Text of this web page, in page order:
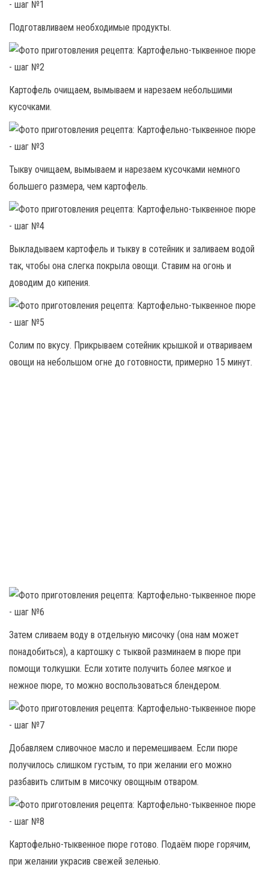
Подготавливаем необходимые продукты.
Картофель очищаем, вымываем и нарезаем небольшими
кусочками.
Тыкву очищаем, вымываем и нарезаем кусочками немного
большего размера, чем картофель.
Выкладываем картофель и тыкву в сотейник и заливаем водой
так, чтобы она слегка покрыла овощи. Ставим на огонь и
доводим до кипения.
Солим по вкусу. Прикрываем сотейник крышкой и отвариваем
овощи на небольшом огне до готовности, примерно 15 минут.
Затем сливаем воду в отдельную мисочку (она нам может
понадобиться), а картошку с тыквой разминаем в пюре при
помощи толкушки. Если хотите получить более мягкое и
нежное пюре, то можно воспользоваться блендером.
Добавляем сливочное масло и перемешиваем. Если пюре
получилось слишком густым, то при желании его можно
разбавить слитым в мисочку овощным отваром.
Картофельно-тыквенное пюре готово. Подаём пюре горячим,
при желании украсив свежей зеленью.